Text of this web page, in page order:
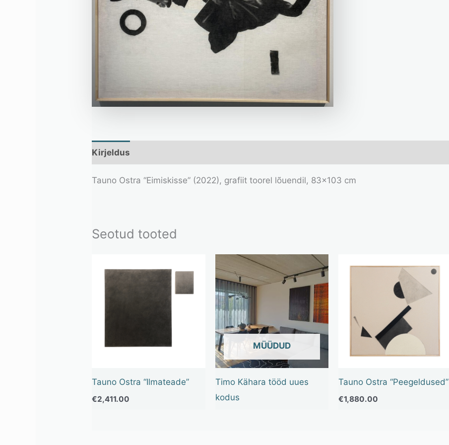
Kirjeldus
Tauno Ostra “Eimiskisse” (2022), grafiit toorel lõuendil, 83×103 cm
Seotud tooted
Tauno Ostra “Ilmateade”
€2,411.00
OUT OF STOCK
Timo Kähara tööd uues
kodus
Tauno Ostra “Peegeldused”
€1,880.00